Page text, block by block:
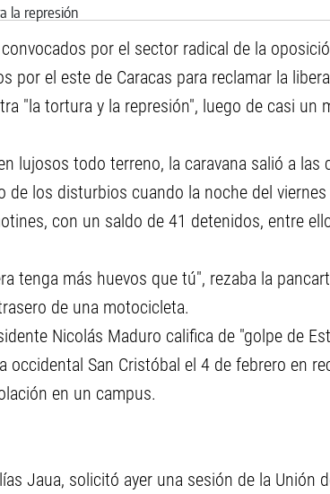
por el sector radical de la
por el este de Caracas para reclamar la
"la tortura y la represión", luego de casi un
lujosos todo terreno, la caravana salió a las
de los disturbios cuando la noche del
con un saldo de 41 detenidos, entre
tenga más huevos que tú", rezaba la
de una motocicleta.
Nicolás Maduro califica de "golpe de
occidental San Cristóbal el 4 de febrero en
en un campus.
Jaua, solicitó ayer una sesión de la Unión